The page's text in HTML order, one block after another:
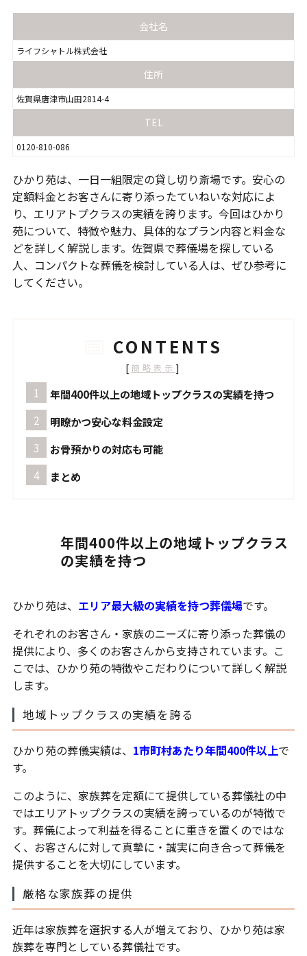
会社名
ライフシャトル株式会社
住所
佐賀県唐津市山田2814-4
TEL
0120-810-086
ひかり苑は、一日一組限定の貸し切り斎場です。安心の
定額料金とお客さんに寄り添ったていねいな対応によ
り、エリアトプクラスの実績を誇ります。今回はひかり
苑について、特徴や魅力、具体的なプラン内容と料金な
どを詳しく解説します。佐賀県で葬儀場を探している
人、コンパクトな葬儀を検討している人は、ぜひ参考に
してください。
CONTENTS
[ 簡略表示 ]
年間400件以上の地域トップクラスの実績を持つ
明瞭かつ安心な料金設定
お骨預かりの対応も可能
まとめ
年間400件以上の地域トップクラス
の実績を持つ
ひかり苑は、 エリア最大級の実績を持つ葬儀場です。
それぞれのお客さん・家族のニーズに寄り添った葬儀の
提供により、多くのお客さんから支持されています。こ
こでは、ひかり苑の特徴やこだわりについて詳しく解説
します。
地域トップクラスの実績を誇る
ひかり苑の葬儀実績は、 1市町村あたり年間400件以上で
す。
このように、家族葬を定額にて提供している葬儀社の中
ではエリアトップクラスの実績を誇っているのが特徴で
す。葬儀によって利益を得ることに重きを置くのではな
く、お客さんに対して真摯に・誠実に向き合って葬儀を
提供することを大切にしています。
厳格な家族葬の提供
近年は家族葬を選択する人が増えており、ひかり苑は家
族葬を専門としている葬儀社です。